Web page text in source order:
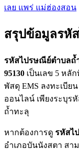
เลย แพร่ แม่ฮ่องสอน
สรุปข้อมูลรหั
รหัสไปรษณีย์ตำบลถ้
95130 เป็นเลข 5 หลั
พัสดุ EMS ลงทะเบี
ออนไลน์ เพียงระบุร
ถ้ำทะลุ
หากต้องการดู รหัสไ
อำเภอบันนังสตา สา